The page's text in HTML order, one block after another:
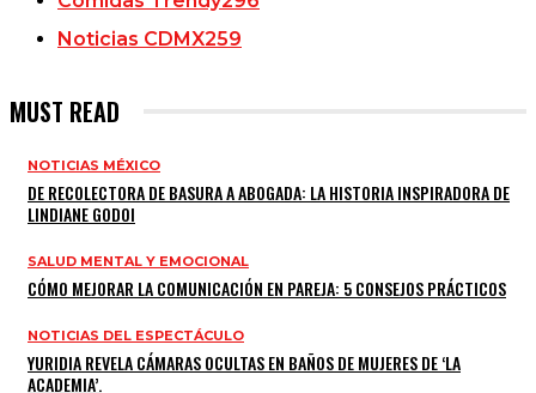
Noticias CDMX259
MUST READ
NOTICIAS MÉXICO
DE RECOLECTORA DE BASURA A ABOGADA: LA HISTORIA INSPIRADORA DE
LINDIANE GODOI
SALUD MENTAL Y EMOCIONAL
CÓMO MEJORAR LA COMUNICACIÓN EN PAREJA: 5 CONSEJOS PRÁCTICOS
NOTICIAS DEL ESPECTÁCULO
YURIDIA REVELA CÁMARAS OCULTAS EN BAÑOS DE MUJERES DE ‘LA
ACADEMIA’.